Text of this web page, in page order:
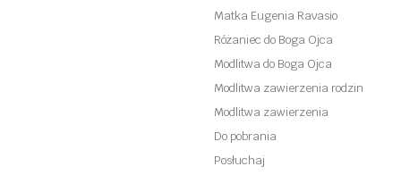
Matka Eugenia Ravasio
Różaniec do Boga Ojca
Modlitwa do Boga Ojca
Modlitwa zawierzenia rodzin
Modlitwa zawierzenia
Do pobrania
Posłuchaj